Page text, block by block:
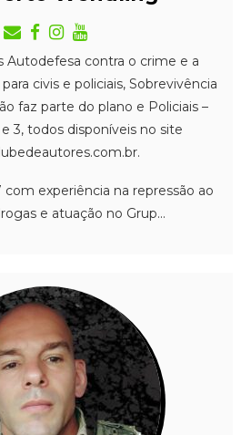
Autodefesa contra o crime e a
civis e policiais, Sobrevivência
faz parte do plano e Policiais –
3, todos disponíveis no site
com experiência na repressão ao
e atuação no Grup...